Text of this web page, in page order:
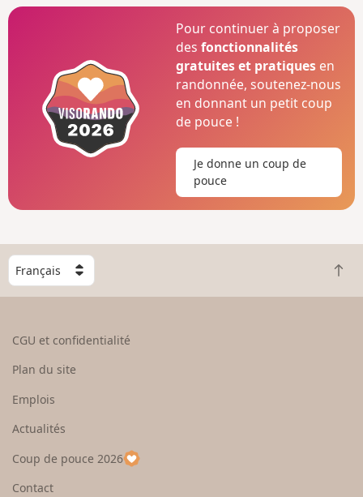
Pour continuer à proposer
desfonctionnalités
gratuites et pratiques en
randonnée, soutenez-nous
en donnant un petit coup
de pouce !
Je donne un coup de
pouce
C
h
o
e
u
p
a
R
e
CGU et confidentialité
Plan du site
Emplois
Actualités
Coup de pouce 2026
Contact